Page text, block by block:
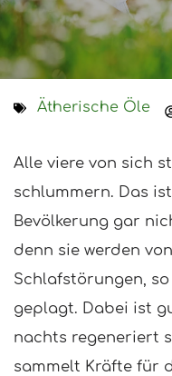
Ätherische Öle
Alle viere von sich
schlummern. Das
Bevölkerung gar
denn sie werden
Schlafstörungen, so
geplagt. Dabei ist
nachts regeneriert
sammelt Kräfte für